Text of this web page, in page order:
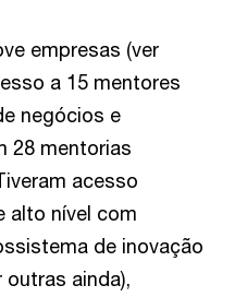
empresas (ver
a 15 mentores
negócios e
28 mentorias
acesso
alto nível com
de inovação
ainda),